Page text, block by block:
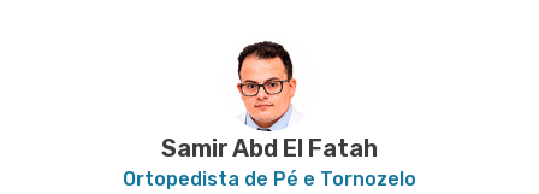
Samir Abd El Fatah
Ortopedista de Pé e Tornozelo